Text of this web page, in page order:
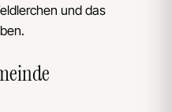
und das